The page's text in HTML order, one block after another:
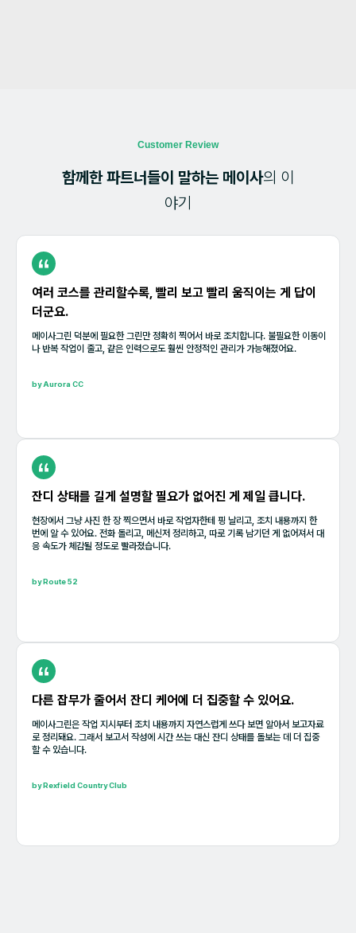
Customer Review
함께한 파트너들이 말하는 메이사의 이
야기
여러 코스를 관리할수록, 빨리 보고 빨리 움직이는 게 답이
더군요.
메이사그린 덕분에 필요한 그린만 정확히 찍어서 바로 조치합니다. 불필요한 이동이
나 반복 작업이 줄고, 같은 인력으로도 훨씬 안정적인 관리가 가능해졌어요.
by Aurora CC
잔디 상태를 길게 설명할 필요가 없어진 게 제일 큽니다.
현장에서 그냥 사진 한 장 찍으면서 바로 작업자한테 핑 날리고, 조치 내용까지 한
번에 알 수 있어요. 전화 돌리고, 메신저 정리하고, 따로 기록 남기던 게 없어져서 대
응 속도가 체감될 정도로 빨라졌습니다.
by Route 52
다른 잡무가 줄어서 잔디 케어에 더 집중할 수 있어요.
메이사그린은 작업 지시부터 조치 내용까지 자연스럽게 쓰다 보면 알아서 보고자료
로 정리돼요. 그래서 보고서 작성에 시간 쓰는 대신 잔디 상태를 돌보는 데 더 집중
할 수 있습니다.
by Rexfield Country Club